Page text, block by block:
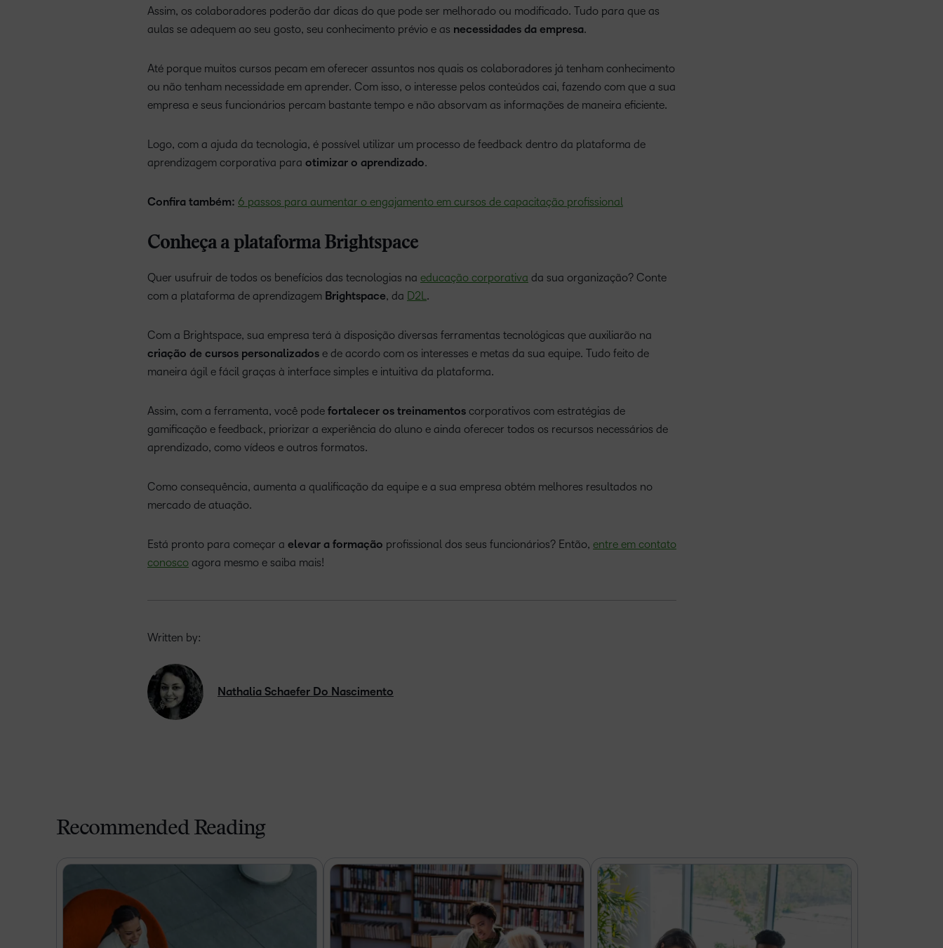
Assim, os colaboradores poderão dar dicas do que pode ser melhorado ou modificado. Tudo para que as
aulas se adequem ao seu gosto, seu conhecimento prévio e as necessidades da empresa.
Até porque muitos cursos pecam em oferecer assuntos nos quais os colaboradores já tenham conhecimento
ou não tenham necessidade em aprender. Com isso, o interesse pelos conteúdos cai, fazendo com que a sua
empresa e seus funcionários percam bastante tempo e não absorvam as informações de maneira eficiente.
Logo, com a ajuda da tecnologia, é possível utilizar um processo de feedback dentro da plataforma de
aprendizagem corporativa para otimizar o aprendizado.
Confira também: 6 passos para aumentar o engajamento em cursos de capacitação profissional
Conheça a plataforma Brightspace
Quer usufruir de todos os benefícios das tecnologias na educação corporativa da sua organização? Conte
com a plataforma de aprendizagem Brightspace, da D2L .
Com a Brightspace, sua empresa terá à disposição diversas ferramentas tecnológicas que auxiliarão na
criação de cursos personalizados e de acordo com os interesses e metas da sua equipe. Tudo feito de
maneira ágil e fácil graças à interface simples e intuitiva da plataforma.
Assim, com a ferramenta, você pode fortalecer os treinamentos corporativos com estratégias de
gamificação e feedback, priorizar a experiência do aluno e ainda oferecer todos os recursos necessários de
aprendizado, como vídeos e outros formatos.
Como consequência, aumenta a qualificação da equipe e a sua empresa obtém melhores resultados no
mercado de atuação.
Está pronto para começar a elevar a formação profissional dos seus funcionários? Então, entre em contato
conosco agora mesmo e saiba mais!
Written by:
Nathalia Schaefer Do Nascimento
Recommended Reading